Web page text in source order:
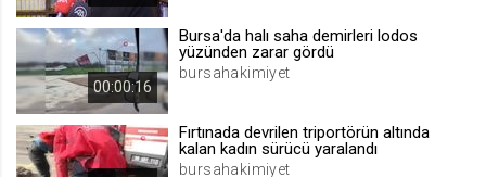
Site içeriği önerme
1 yıl
00:00:16
Bursa'da halı saha demirleri lodos
yüzünden zarar gördü
bursahakimiyet
Fırtınada devrilen triportörün altında
kalan kadın sürücü yaralandı
bursahakimiyet